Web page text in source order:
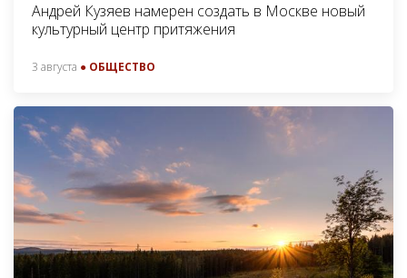
Андрей Кузяев намерен создать в Москве новый
культурный центр притяжения
3 августа ● ОБЩЕСТВО